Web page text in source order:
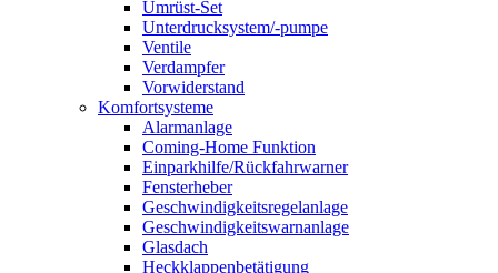
Umrüst-Set
Unterdrucksystem/-pumpe
Ventile
Verdampfer
Vorwiderstand
Komfortsysteme
Alarmanlage
Coming-Home Funktion
Einparkhilfe/Rückfahrwarner
Fensterheber
Geschwindigkeitsregelanlage
Geschwindigkeitswarnanlage
Glasdach
Heckklappenbetätigung